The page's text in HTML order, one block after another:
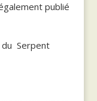
publié
du Serpent